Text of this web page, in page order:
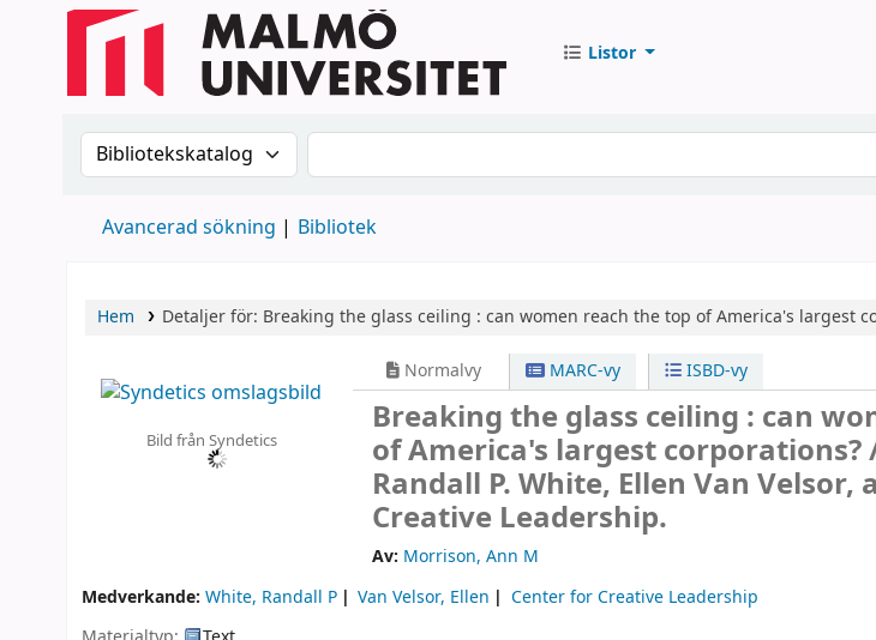
Listor
Sök i katalogen efter:Sök i katalogen
Avancerad sökning Bibliotek
Hem Detaljer för: Breaking the glass ceiling : can women reach the top of America's largest
Bild från Syndetics
Normalvy MARC-vy ISBD-vy
Breaking the glass ceiling : can
of America's largest
Randall P. White, Ellen Van
Creative Leadership.
Av: Morrison, Ann M
Medverkande: White, Randall P Van Velsor, Ellen
Center for Creative Leadership